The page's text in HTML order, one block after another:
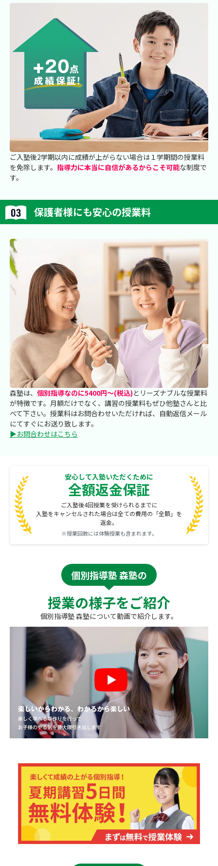
ご入塾後2学期以内に成績が上がらない場合は１学期間の授業料
を免除します。 指導力に本当に自信があるからこそ可能な制度で
す。
保護者様にも安心の授業料
森塾は、 個別指導なのに5400円～(税込)とリーズナブルな授業料
が特徴です。月額だけでなく、講習の授業料もぜひ他塾さんと比
べて下さい。授業料はお問合わせいただければ、自動返信メール
にてすぐにお送り致します。
▶お問合わせはこちら
安心して入塾いただくために
全額返金保証
ご入塾後4回授業を受けられるまでに
入塾をキャンセルされた場合は全ての費用の「全額」を
返金。
※授業回数には体験授業も含まれます。
個別指導塾 森塾の
授業の様子をご紹介
個別指導塾 森塾について動画で紹介します。